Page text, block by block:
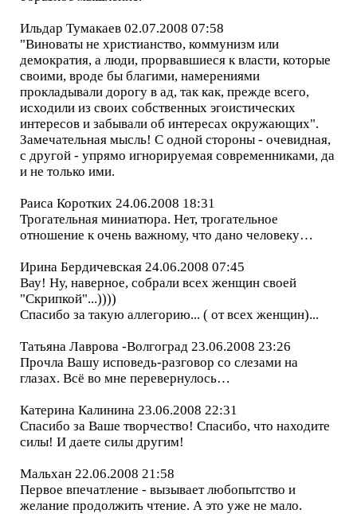
Ильдар Тумакаев 02.07.2008 07:58
"Виноваты не христианство, коммунизм или
демократия, а люди, прорвавшиеся к власти, которые
своими, вроде бы благими, намерениями
прокладывали дорогу в ад, так как, прежде всего,
исходили из своих собственных эгоистических
интересов и забывали об интересах окружающих".
Замечательная мысль! С одной стороны - очевидная,
с другой - упрямо игнорируемая современниками, да
и не только ими.
Раиса Коротких 24.06.2008 18:31
Трогательная миниатюра. Нет, трогательное
отношение к очень важному, что дано человеку…
Ирина Бердичевская 24.06.2008 07:45
Вау! Ну, наверное, собрали всех женщин своей
"Скрипкой"...))))
Спасибо за такую аллегорию... ( от всех женщин)...
Татьяна Лаврова -Волгоград 23.06.2008 23:26
Прочла Вашу исповедь-разговор со слезами на
глазах. Всё во мне перевернулось…
Катерина Калинина 23.06.2008 22:31
Спасибо за Ваше творчество! Спасибо, что находите
силы! И даете силы другим!
Мальхан 22.06.2008 21:58
Первое впечатление - вызывает любопытство и
желание продолжить чтение. А это уже не мало.